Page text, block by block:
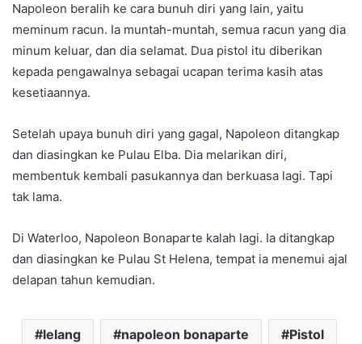
Napoleon beralih ke cara bunuh diri yang lain, yaitu
meminum racun. Ia muntah-muntah, semua racun yang dia
minum keluar, dan dia selamat. Dua pistol itu diberikan
kepada pengawalnya sebagai ucapan terima kasih atas
kesetiaannya.
Setelah upaya bunuh diri yang gagal, Napoleon ditangkap
dan diasingkan ke Pulau Elba. Dia melarikan diri,
membentuk kembali pasukannya dan berkuasa lagi. Tapi
tak lama.
Di Waterloo, Napoleon Bonaparte kalah lagi. Ia ditangkap
dan diasingkan ke Pulau St Helena, tempat ia menemui ajal
delapan tahun kemudian.
lelang napoleon bonaparte Pistol